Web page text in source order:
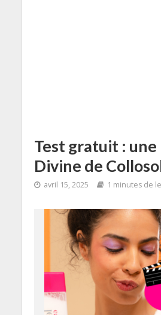
Test gratuit :
Divine de
avril 15, 2025 1 minutes de